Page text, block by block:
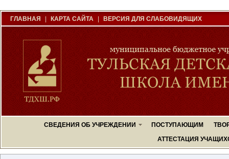
ГЛАВНАЯ КАРТА САЙТА ВЕРСИЯ ДЛЯ СЛАБОВИДЯЩИХ
СВЕДЕНИЯ ОБ УЧРЕЖДЕНИИ ПОСТУПАЮЩИМ
АТТЕСТАЦИЯ